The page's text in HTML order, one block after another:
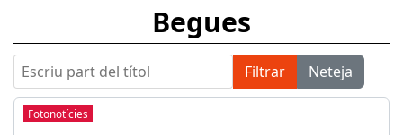
Begues
Escriu part del títol Filtrar Neteja
Fotonotícies